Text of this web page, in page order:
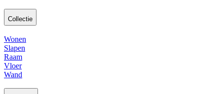
Collectie
Wonen
Slapen
Raam
Vloer
Wand